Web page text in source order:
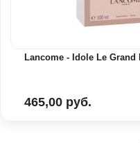
Lancome - Idole Le
465,00 руб.